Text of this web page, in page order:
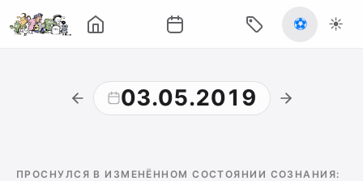
⚽ ☀️
03.05.2019
ПРОСНУЛСЯ В ИЗМЕНЁННОМ СОСТОЯНИИ СОЗНАНИЯ: